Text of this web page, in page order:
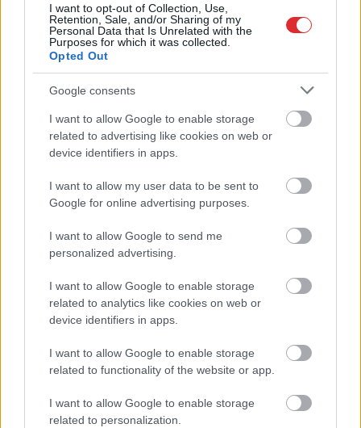
I want to opt-out of Collection, Use,
Retention, Sale, and/or Sharing of my
Personal Data that Is Unrelated with the
Purposes for which it was collected.
Opted Out
Google consents
I want to allow Google to enable storage
related to advertising like cookies on web or
device identifiers in apps.
I want to allow my user data to be sent to
Google for online advertising purposes.
I want to allow Google to send me
personalized advertising.
I want to allow Google to enable storage
related to analytics like cookies on web or
device identifiers in apps.
I want to allow Google to enable storage
related to functionality of the website or app.
I want to allow Google to enable storage
related to personalization.
Pierīgā notikusi smaga
avārija – viens no
šoferiem aizbēdzis no
notikuma vietas
“Man nebija tās mātes
laiku pēc dēla
Atcelt Ziņot